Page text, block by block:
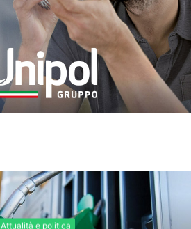
Attualità e politica